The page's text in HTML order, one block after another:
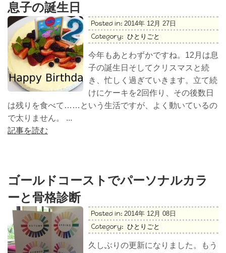
息子の誕生日
Posted in: 2014年 12月 27日
Category: ひとりごと
今年もあとわずかですね。12月は息
子の誕生日そしてクリスマスと続
き、忙しく過ぎていきます。立て続
けにケーキを2回作り、その後数日
は残りを食べて……という生活ですが、よく動いているの
で太りません。 ...
記事を読む
ゴールドコーストでパーソナルカラ
ーと骨格診断
Posted in: 2014年 12月 08日
Category: ひとりごと
久しぶりの更新になりました。もう